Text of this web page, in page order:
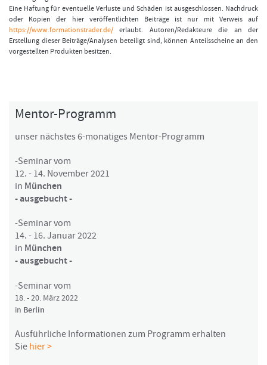
Eine Haftung für eventuelle Verluste und Schäden ist ausgeschlossen. Nachdruck
oder Kopien der hier veröffentlichten Beiträge ist nur mit Verweis auf
https://www.formationstrader.de/ erlaubt. Autoren/Redakteure die an der
Erstellung dieser Beiträge/Analysen beteiligt sind, können Anteilsscheine an den
vorgestellten Produkten besitzen.
Mentor-Programm
unser nächstes 6-monatiges Mentor-Programm
-Seminar vom
12. - 14. November 2021
in München
- ausgebucht -
-Seminar vom
14. - 16. Januar 2022
in München
- ausgebucht -
-Seminar vom
18. - 20. März 2022
in Berlin
Ausführliche Informationen zum Programm erhalten
Sie hier >